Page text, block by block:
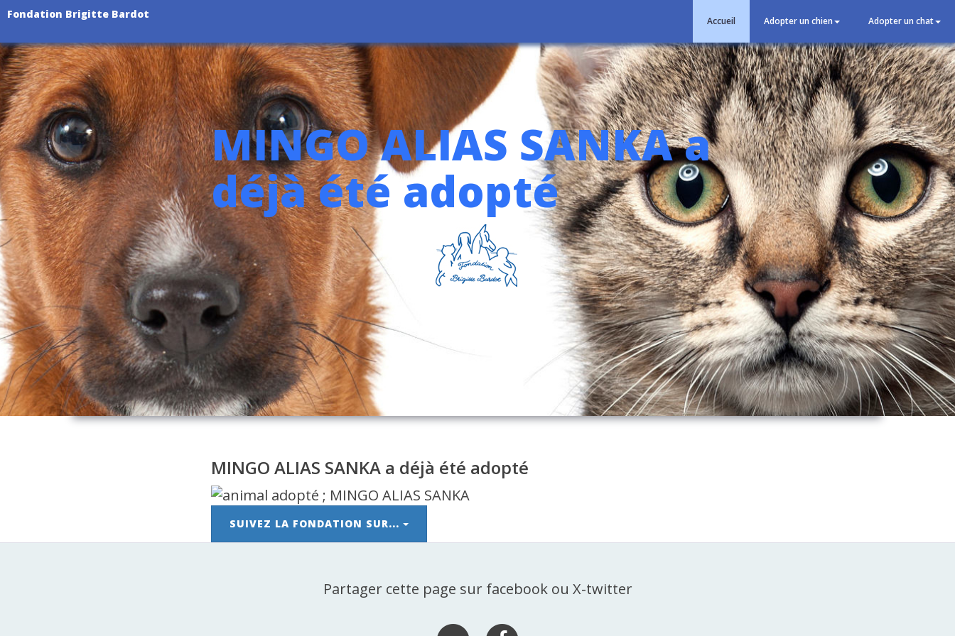
Fondation Brigitte Bardot
Accueil Adopter un chien Adopter un chat
MINGO ALIAS SANKA a
déjà été adopté
MINGO ALIAS SANKA a déjà été adopté
SUIVEZ LA FONDATION SUR...
Partager cette page sur facebook ou X-twitter